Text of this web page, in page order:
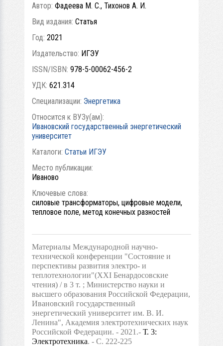
Автор: Фадеева М. С., Тихонов А. И.
Вид издания: Статья
Год: 2021
Издательство: ИГЭУ
ISSN/ISBN: 978-5-00062-456-2
УДК: 621.314
Специализации: Энергетика
Относится к ВУЗу(ам):
Ивановский государственный энергетический
университет
Каталоги: Статьи ИГЭУ
Место публикации:
Иваново
Ключевые слова:
силовые трансформаторы, цифровые модели,
тепловое поле, метод конечных разностей
Материалы Международной научно-
технической конференции "Состояние и
перспективы развития электро- и
теплотехнологии"(XXI Бенардосовские
чтения) / в 3 т. ; Министерство науки и
высшего образования Российской Федерации,
Ивановский государственный
энергетический университет им. В. И.
Ленина", Академия электротехнических наук
Российской Федерации. - 2021.- Т. 3:
Электротехника. - С. 222-225